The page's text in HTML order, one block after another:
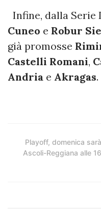
Infine, dalla Serie
Cuneo e Robur
già promosse
Castelli Romani,
Andria e Akragas.
Playoff, domenica sarà
Ascoli-Reggiana alle 16